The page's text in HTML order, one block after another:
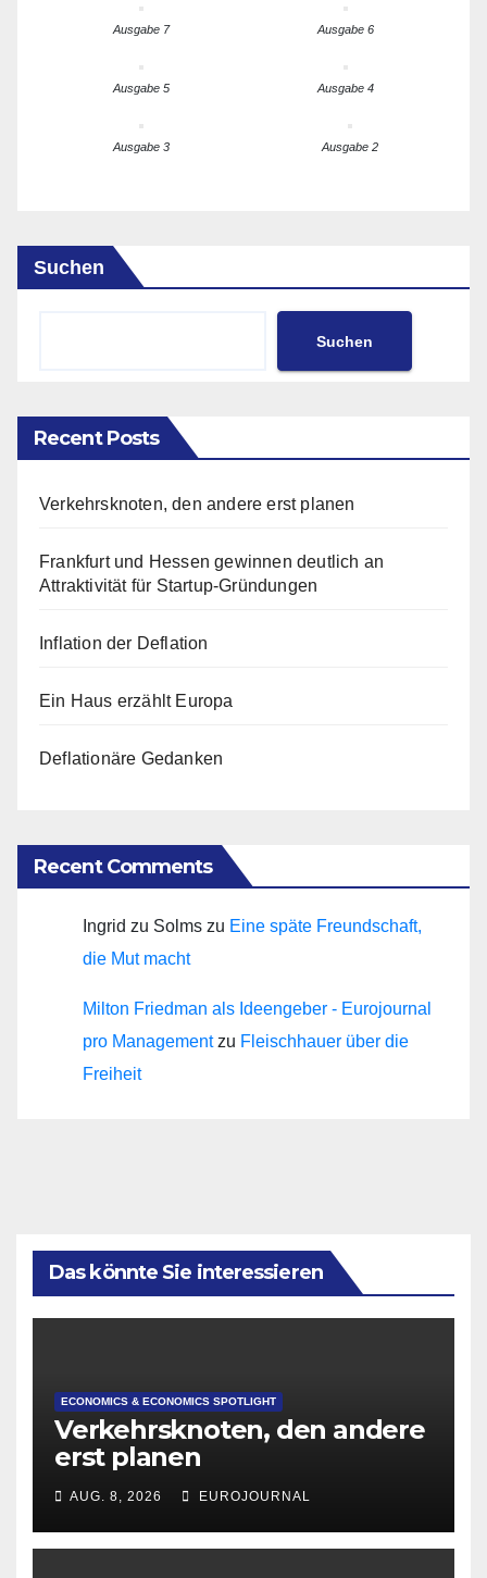
Ausgabe 7 Ausgabe 6
Ausgabe 5 Ausgabe 4
Ausgabe 3 Ausgabe 2
Suchen
Suchen
Recent Posts
Verkehrsknoten, den andere erst planen
Frankfurt und Hessen gewinnen deutlich an
Attraktivität für Startup-Gründungen
Inflation der Deflation
Ein Haus erzählt Europa
Deflationäre Gedanken
Recent Comments
Ingrid zu Solms zu Eine späte Freundschaft,
die Mut macht
Milton Friedman als Ideengeber - Eurojournal
pro Managementzu Fleischhauer über die
Freiheit
Das könnte Sie interessieren
ECONOMICS & ECONOMICS SPOTLIGHT
Verkehrsknoten, den andere
erst planen
AUG. 8, 2026 EUROJOURNAL